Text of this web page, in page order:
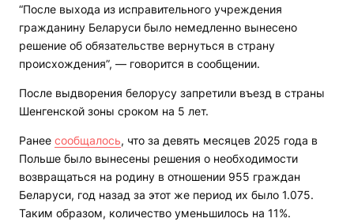
“После выхода из исправительного учреждения
гражданину Беларуси было немедленно вынесено
решение об обязательстве вернуться в страну
происхождения”, — говорится в сообщении.
После выдворения белорусу запретили въезд в страны
Шенгенской зоны сроком на 5 лет.
Ранее сообщалось, что за девять месяцев 2025 года в
Польше было вынесены решения о необходимости
возвращаться на родину в отношении 955 граждан
Беларуси, год назад за этот же период их было 1.075.
Таким образом, количество уменьшилось на 11%.